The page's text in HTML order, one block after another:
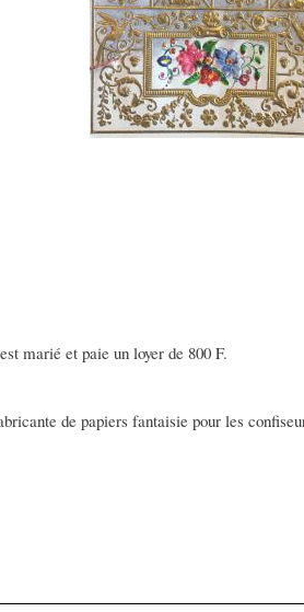
marié et paie un loyer de 800 F.
de papiers fantaisie pour les